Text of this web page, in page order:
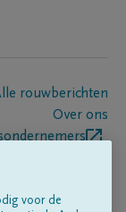
rouwberichten
Over ons
voor de